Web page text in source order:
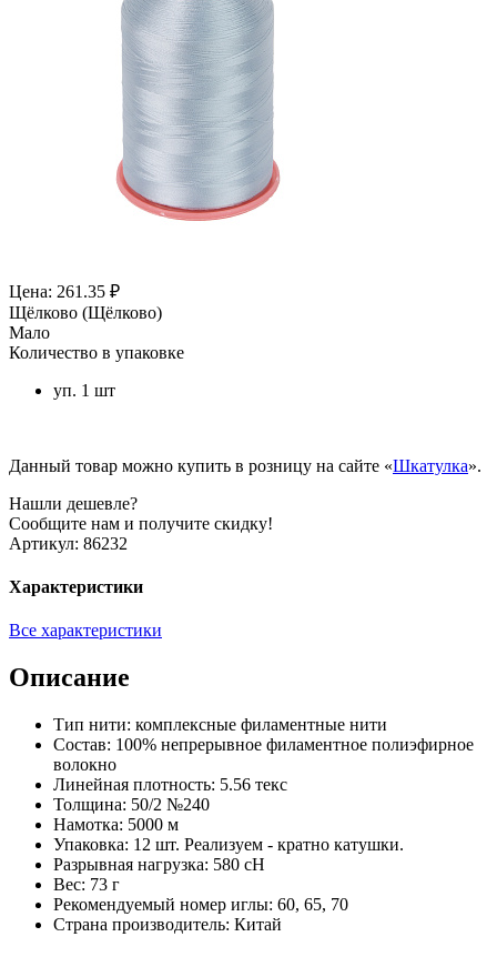
Цена: 261.35 ₽
Щёлково (Щёлково)
Мало
Количество в упаковке
уп. 1 шт
Данный товар можно купить в розницу на сайте «Шкатулка».
Нашли дешевле?
Сообщите нам и получите скидку!
Артикул: 86232
Характеристики
Все характеристики
Описание
Тип нити: комплексные филаментные нити
Состав: 100% непрерывное филаментное полиэфирное
волокно
Линейная плотность: 5.56 текс
Толщина: 50/2 №240
Намотка: 5000 м
Упаковка: 12 шт. Реализуем - кратно катушки.
Разрывная нагрузка: 580 сН
Вес: 73 г
Рекомендуемый номер иглы: 60, 65, 70
Страна производитель: Китай